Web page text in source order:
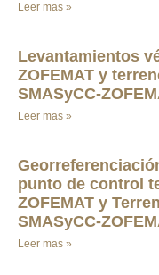
Leer mas »
Levantamientos
ZOFEMAT y
SMASyCC-
Leer mas »
punto de control
ZOFEMAT y
SMASyCC-
Leer mas »